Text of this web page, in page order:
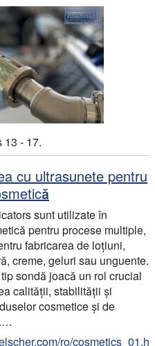
13 - 17.
cu ultrasunete pentru
sunt utilizate în
pentru procese multiple,
fabricarea de loțiuni,
creme, geluri sau unguente.
sondă joacă un rol crucial
calității, stabilității și
cosmetice și de
ro/